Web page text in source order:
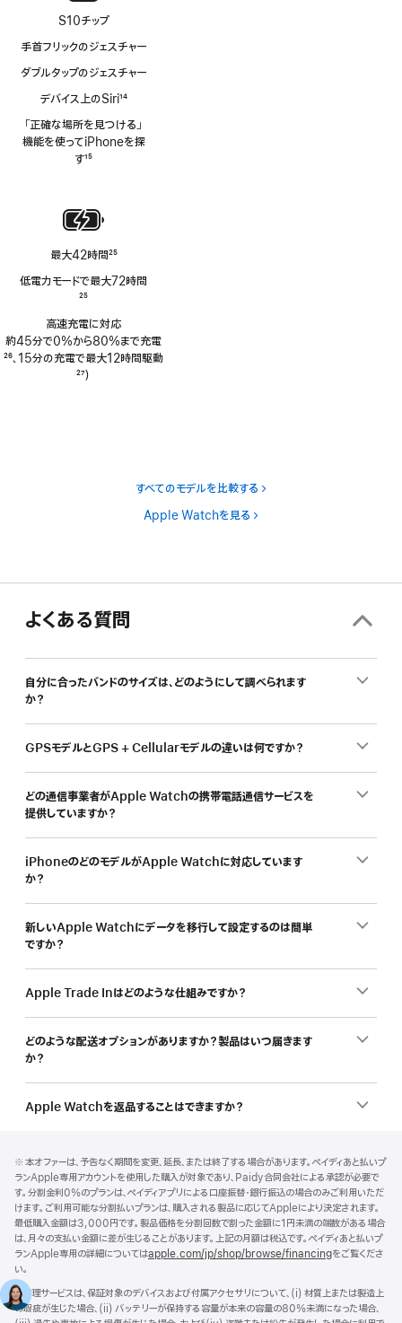
S10チップ
手首フリックのジェスチャー
ダブルタップのジェスチャー
デバイス上のSiri
脚
注
14
「正確な場所を見つける」
機能を使ってiPhoneを探
す15
最大42時間
注
25
低電力モードで最大72時間
25
高速充電に対応
約45分で0%から80%まで充電
脚
26、15分の充電で最大12時間駆動
27）
すべてのモデルを比較する
Apple Watchを見る
よくある質問
自分に合ったバンドのサイズは、どのようにして調べられます
か？
GPSモデルとGPS + Cellularモデルの違いは何ですか？
どの通信事業者がApple Watchの携帯電話通信サービスを
提供していますか？
iPhoneのどのモデルがApple Watchに対応しています
か？
新しいApple Watchにデータを移行して設定するのは簡単
ですか？
Apple Trade Inはどのような仕組みですか？
どのような配送オプションがありますか？製品はいつ届きます
か？
Apple Watchを返品することはできますか？
ッ
タ
ー
注
脚
注
※ 本オファーは、予告なく期間を変更、延長、または終了する場合があります。ペイディあと払いプ
ランApple専用アカウントを使用した購入が対象であり、Paidy合同会社による承認が必要で
す。分割金利0%のプランは、ペイディアプリによる口座振替・銀行振込の場合のみご利用いただ
けます。ご利用可能な分割払いプランは、購入される製品に応じてAppleにより決定されます。
最低購入金額は3,000円です。製品価格を分割回数で割った金額に1円未満の端数がある場合
は、月々の支払い金額に差が生じることがあります。上記の月額は税込です。ペイディあと払いプ
ランApple専用の詳細についてはapple.com/jp/shop/browse/financingをご覧くださ
い。
脚
注
◊ 修理サービスは、保証対象のデバイスおよび付属アクセサリについて、(i) 材質上または製造上
の瑕疵が生じた場合、(ii) バッテリーが保持する容量が本来の容量の80%未満になった場合、